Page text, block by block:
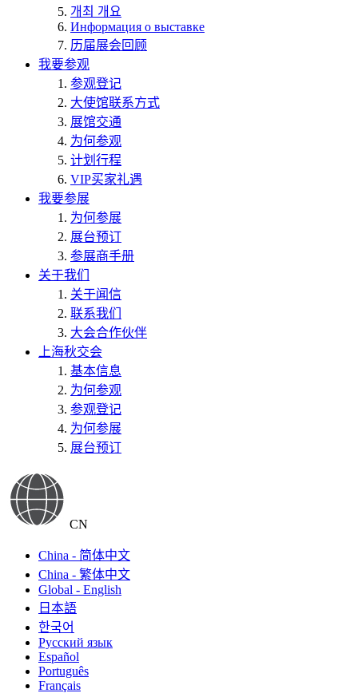
개최 개요
Информация о выставке
历届展会回顾
我要参观
参观登记
大使馆联系方式
展馆交通
为何参观
计划行程
VIP买家礼遇
我要参展
为何参展
展台预订
参展商手册
关于我们
关于闻信
联系我们
大会合作伙伴
上海秋交会
基本信息
为何参观
参观登记
为何参展
展台预订
CN
China - 简体中文
China - 繁体中文
Global - English
日本語
한국어
Русский язык
Español
Português
Français